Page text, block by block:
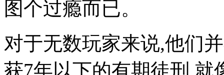
图个过瘾而已。
对于无数玩家来说,他们
获7年以下的有期徒刑,就